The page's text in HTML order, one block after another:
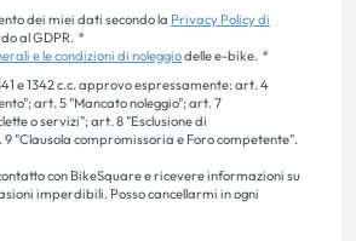
dei miei dati secondo la Privacy Policy di
al GDPR. *
e le condizioni di noleggiodelle e-bike. *
e 1342 c.c. approvo espressamente: art. 4
art. 5 "Mancato noleggio"; art. 7
o servizi"; art. 8 "Esclusione di
"Clausola compromissoria e Foro competente".
con BikeSquare e ricevere informazioni su
imperdibili. Posso cancellarmi in ogni